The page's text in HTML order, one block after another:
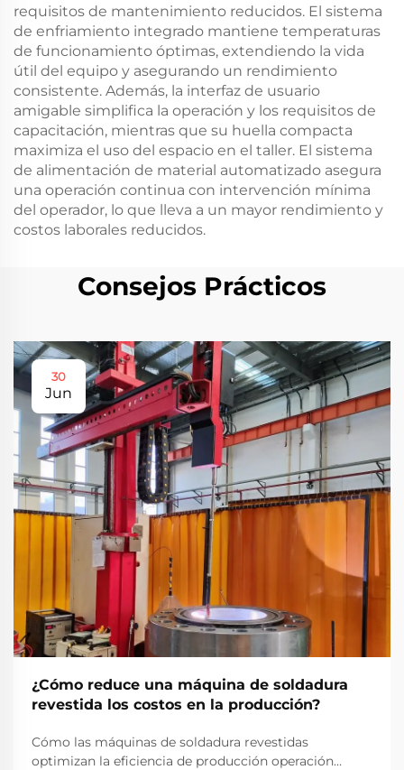
requisitos de mantenimiento reducidos. El sistema
de enfriamiento integrado mantiene temperaturas
de funcionamiento óptimas, extendiendo la vida
útil del equipo y asegurando un rendimiento
consistente. Además, la interfaz de usuario
amigable simplifica la operación y los requisitos de
capacitación, mientras que su huella compacta
maximiza el uso del espacio en el taller. El sistema
de alimentación de material automatizado asegura
una operación continua con intervención mínima
del operador, lo que lleva a un mayor rendimiento y
costos laborales reducidos.
Consejos Prácticos
30
Jun
¿Cómo reduce una máquina de soldadura
revestida los costos en la producción?
Cómo las máquinas de soldadura revestidas
optimizan la eficiencia de producción operación